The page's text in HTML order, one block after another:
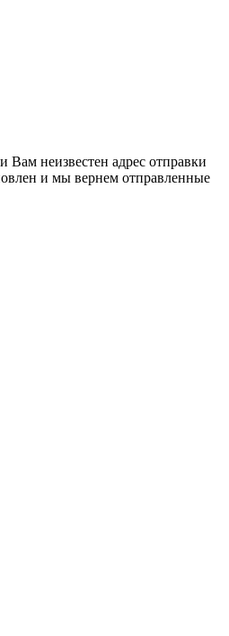
Вам неизвестен адрес отправки
и мы вернем отправленные